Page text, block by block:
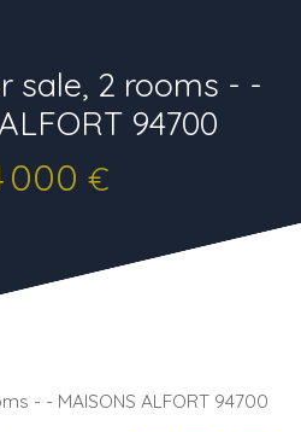
sale, 2 rooms - -
94700
000 €
- - MAISONS ALFORT 94700